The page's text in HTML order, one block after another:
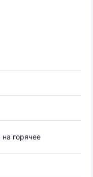
горячее